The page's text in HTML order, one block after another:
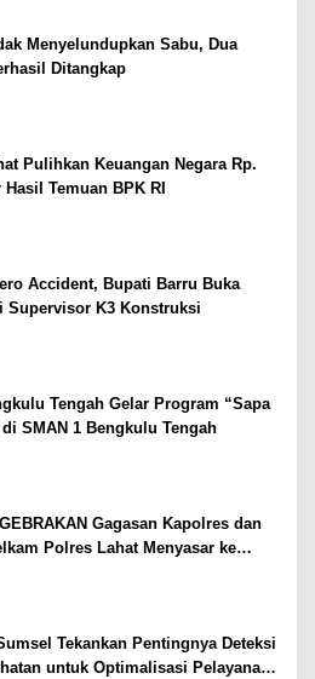
Menyelundupkan Sabu, Dua
Ditangkap
Pulihkan Keuangan Negara Rp.
Temuan BPK RI
Accident, Bupati Barru Buka
Supervisor K3 Konstruksi
Tengah Gelar Program “Sapa
SMAN 1 Bengkulu Tengah
Gagasan Kapolres dan
Polres Lahat Menyasar ke
Tekankan Pentingnya Deteksi
untuk Optimalisasi Pelayanan